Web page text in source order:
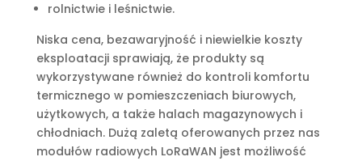
rolnictwie i leśnictwie.
Niska cena, bezawaryjność i niewielkie koszty
eksploatacji sprawiają, że produkty są
wykorzystywane również do kontroli komfortu
termicznego w pomieszczeniach biurowych,
użytkowych, a także halach magazynowych i
chłodniach. Dużą zaletą oferowanych przez nas
modułów radiowych LoRaWAN jest możliwość